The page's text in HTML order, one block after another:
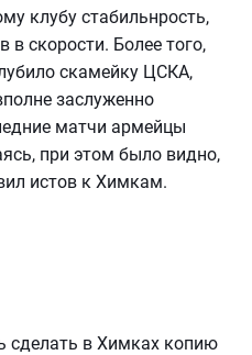
клубу стабильнрость,
в скорости. Более того,
скамейку ЦСКА,
заслуженно
матчи армейцы
при этом было видно,
истов к Химкам.
сделать в Химках копию